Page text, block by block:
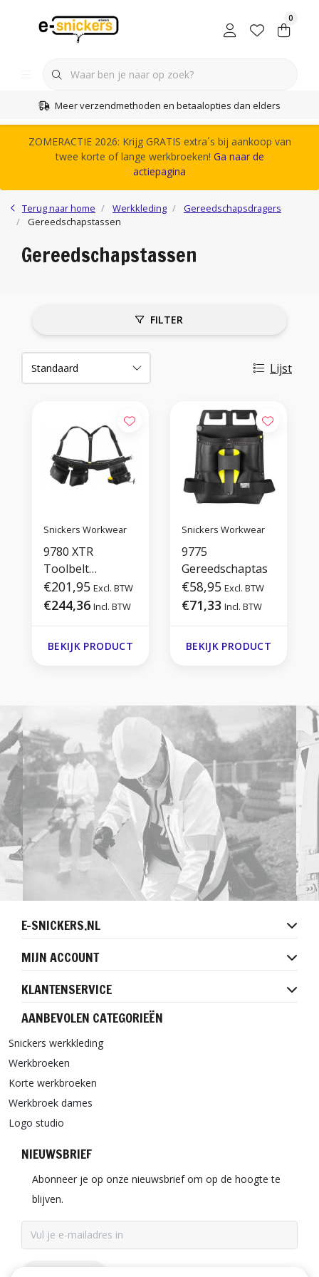
0
Meer verzendmethoden en betaalopties dan elders
ZOMERACTIE 2026: Krijg GRATIS extra´s bij aankoop van
twee korte of lange werkbroeken! Ga naar de
actiepagina
Terug naar home Werkkleding
Gereedschapsdragers
Gereedschapstassen
Gereedschapstassen
FILTER
Lijst
Snickers Workwear
9780 XTR
Toolbelt
Elektriciëns
€201,95 Excl. BTW
€244,36 Incl. BTW
BEKIJK PRODUCT
Snickers Workwear
9775
Gereedschaptas
€58,95 Excl. BTW
€71,33 Incl. BTW
BEKIJK PRODUCT
E-SNICKERS.NL
MIJN ACCOUNT
KLANTENSERVICE
AANBEVOLEN CATEGORIEËN
Snickers werkkleding
Werkbroeken
Korte werkbroeken
Werkbroek dames
Logo studio
NIEUWSBRIEF
Abonneer je op onze nieuwsbrief om op de hoogte te
blijven.